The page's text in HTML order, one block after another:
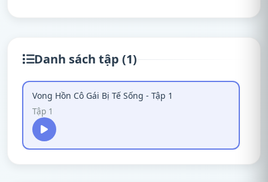
Danh sách tập (1)
Vong Hồn Cô Gái Bị Tế Sống - Tập 1
Tập 1